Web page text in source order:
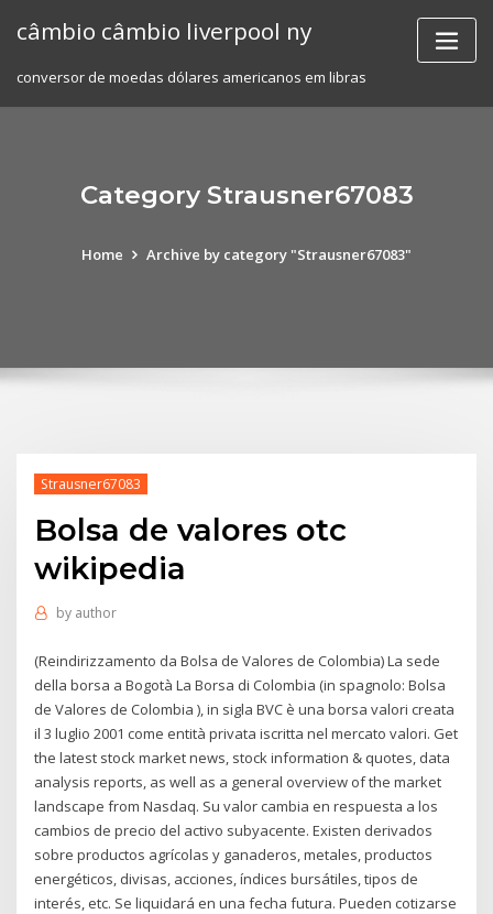
câmbio câmbio liverpool ny
conversor de moedas dólares americanos em libras
Category Strausner67083
Home Archive by category "Strausner67083"
Strausner67083
Bolsa de valores otc
wikipedia
by author
(Reindirizzamento da Bolsa de Valores de Colombia) La sede
della borsa a Bogotà La Borsa di Colombia (in spagnolo: Bolsa
de Valores de Colombia ), in sigla BVC è una borsa valori creata
il 3 luglio 2001 come entità privata iscritta nel mercato valori. Get
the latest stock market news, stock information & quotes, data
analysis reports, as well as a general overview of the market
landscape from Nasdaq. Su valor cambia en respuesta a los
cambios de precio del activo subyacente. Existen derivados
sobre productos agrícolas y ganaderos, metales, productos
energéticos, divisas, acciones, índices bursátiles, tipos de
interés, etc. Se liquidará en una fecha futura. Pueden cotizarse